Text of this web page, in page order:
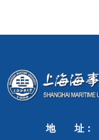
地 址：